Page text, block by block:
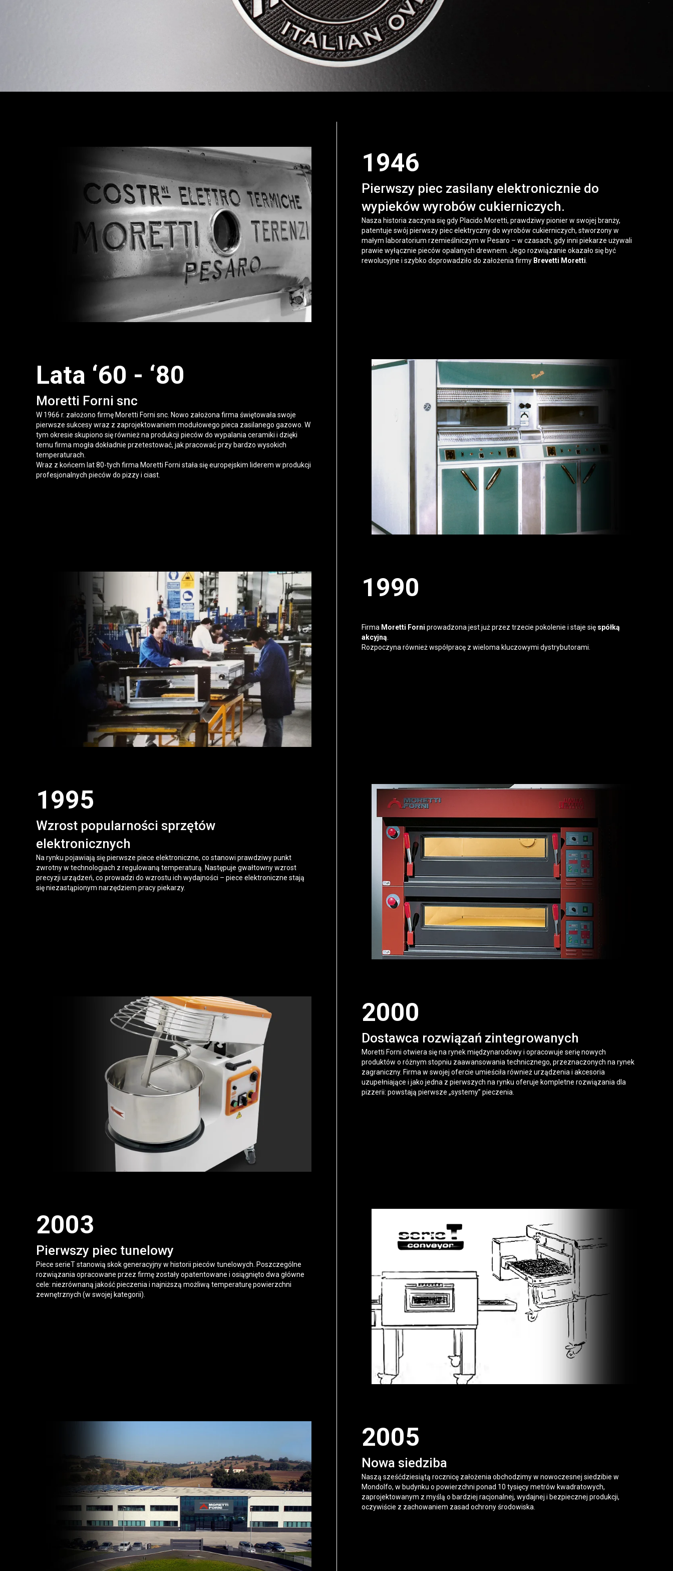
1946
Pierwszy piec zasilany elektronicznie do
wypieków wyrobów cukierniczych.
Nasza historia zaczyna się gdy Placido Moretti, prawdziwy pionier w swojej branży,
patentuje swój pierwszy piec elektryczny do wyrobów cukierniczych, stworzony w
małym laboratorium rzemieślniczym w Pesaro – w czasach, gdy inni piekarze używali
prawie wyłącznie pieców opalanych drewnem. Jego rozwiązanie okazało się być
rewolucyjne i szybko doprowadziło do założenia firmy Brevetti Moretti
Lata ‘60 - ‘80
Moretti Forni snc
W 1966 r. założono firmę Moretti Forni snc. Nowo założona firma świętowała swoje
pierwsze sukcesy wraz z zaprojektowaniem modułowego pieca zasilanego gazowo. W
tym okresie skupiono się również na produkcji pieców do wypalania ceramiki i dzięki
temu firma mogła dokładnie przetestować, jak pracować przy bardzo wysokich
temperaturach.
Wraz z końcem lat 80-tych firma Moretti Forni stała się europejskim liderem w produkcji
profesjonalnych pieców do pizzy i ciast.
1990
Firma Moretti Forni prowadzona jest już przez trzecie pokolenie i staje się spółką
akcyjną
Rozpoczyna również współpracę z wieloma kluczowymi dystrybutorami.
1995
Wzrost popularności sprzętów
elektronicznych
Na rynku pojawiają się pierwsze piece elektroniczne, co stanowi prawdziwy punkt
zwrotny w technologiach z regulowaną temperaturą. Następuje gwałtowny wzrost
precyzji urządzeń, co prowadzi do wzrostu ich wydajności – piece elektroniczne stają
się niezastąpionym narzędziem pracy piekarzy.
2000
Dostawca rozwiązań zintegrowanych
Moretti Forni otwiera się na rynek międzynarodowy i opracowuje serię nowych
produktów o różnym stopniu zaawansowania technicznego, przeznaczonych na rynek
zagraniczny. Firma w swojej ofercie umieściła również urządzenia i akcesoria
uzupełniające i jako jedna z pierwszych na rynku oferuje kompletne rozwiązania dla
pizzerii: powstają pierwsze „systemy” pieczenia.
2003
Pierwszy piec tunelowy
Piece serieT stanowią skok generacyjny w historii pieców tunelowych. Poszczególne
rozwiązania opracowane przez firmę zostały opatentowane i osiągnięto dwa główne
cele: niezrównaną jakość pieczenia i najniższą możliwą temperaturę powierzchni
zewnętrznych (w swojej kategorii).
2005
Nowa siedziba
Naszą sześćdziesiątą rocznicę założenia obchodzimy w nowoczesnej siedzibie w
Mondolfo, w budynku o powierzchni ponad 10 tysięcy metrów kwadratowych,
zaprojektowanym z myślą o bardziej racjonalnej, wydajnej i bezpiecznej produkcji,
oczywiście z zachowaniem zasad ochrony środowiska.